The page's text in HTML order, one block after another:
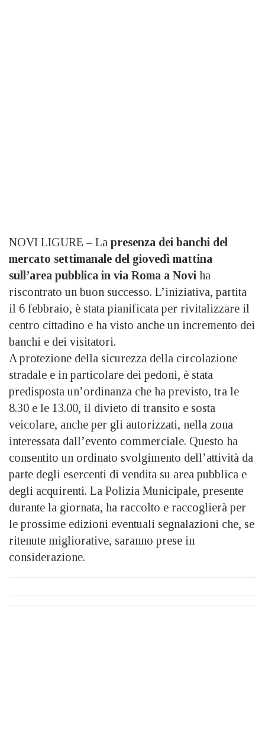
NOVI LIGURE – La presenza dei banchi del
mercato settimanale del giovedì mattina
sull’area pubblica in via Roma a Novi ha
riscontrato un buon successo. L’iniziativa, partita
il 6 febbraio, è stata pianificata per rivitalizzare il
centro cittadino e ha visto anche un incremento dei
banchi e dei visitatori.
A protezione della sicurezza della circolazione
stradale e in particolare dei pedoni, è stata
predisposta un’ordinanza che ha previsto, tra le
8.30 e le 13.00, il divieto di transito e sosta
veicolare, anche per gli autorizzati, nella zona
interessata dall’evento commerciale. Questo ha
consentito un ordinato svolgimento dell’attività da
parte degli esercenti di vendita su area pubblica e
degli acquirenti. La Polizia Municipale, presente
durante la giornata, ha raccolto e raccoglierà per
le prossime edizioni eventuali segnalazioni che, se
ritenute migliorative, saranno prese in
considerazione.